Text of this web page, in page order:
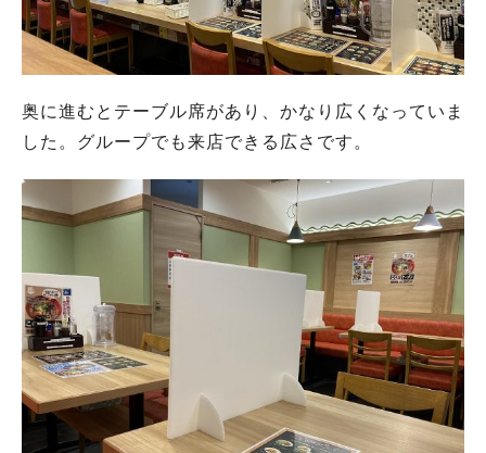
奥に進むとテーブル席があり、かなり広くなっていま
した。グループでも来店できる広さです。